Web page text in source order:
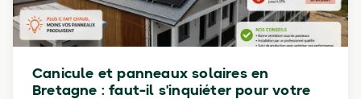
Canicule et panneaux solaires en
Bretagne : faut-il s'inquiéter pour votre